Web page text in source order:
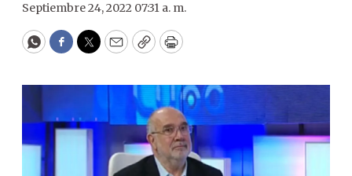
Septiembre 24, 2022 07:31 a. m.
WhatsApp
Facebook
Twitter
EmailCopyPrint